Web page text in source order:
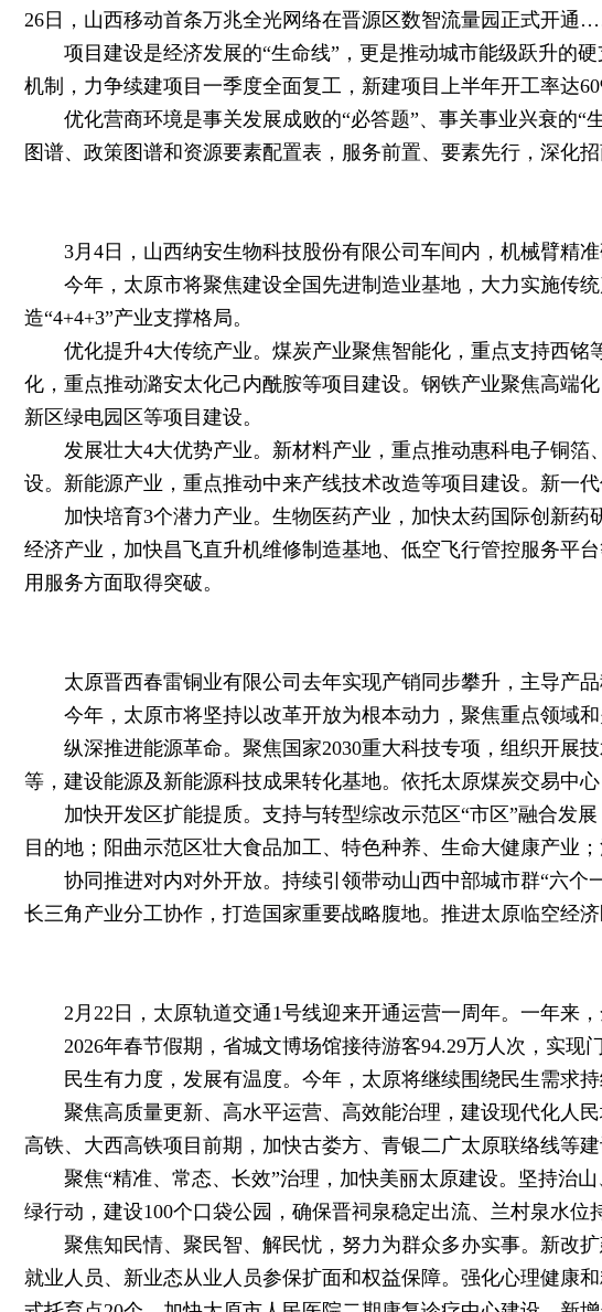
26日，山西移动首条万兆全光网络在晋源区数智流量园正式开通
项目建设是经济发展的“生命线”，更是推动城市能级跃升的硬
机制，力争续建项目一季度全面复工，新建项目上半年开工率达
优化营商环境是事关发展成败的“必答题”、事关事业兴衰的“
图谱、政策图谱和资源要素配置表，服务前置、要素先行，深化
3月4日，山西纳安生物科技股份有限公司车间内，机械臂精准
今年，太原市将聚焦建设全国先进制造业基地，大力实施传统
造“4+4+3”产业支撑格局。
优化提升4大传统产业。煤炭产业聚焦智能化，重点支持西铭
化，重点推动潞安太化己内酰胺等项目建设。钢铁产业聚焦高端
新区绿电园区等项目建设。
发展壮大4大优势产业。新材料产业，重点推动惠科电子铜箔
设。新能源产业，重点推动中来产线技术改造等项目建设。新一
加快培育3个潜力产业。生物医药产业，加快太药国际创新药
经济产业，加快昌飞直升机维修制造基地、低空飞行管控服务平
用服务方面取得突破。
太原晋西春雷铜业有限公司去年实现产销同步攀升，主导产品
今年，太原市将坚持以改革开放为根本动力，聚焦重点领域和
纵深推进能源革命。聚焦国家2030重大科技专项，组织开展技
等，建设能源及新能源科技成果转化基地。依托太原煤炭交易中
加快开发区扩能提质。支持与转型综改示范区“市区”融合发展
目的地；阳曲示范区壮大食品加工、特色种养、生命大健康产业
协同推进对内对外开放。持续引领带动山西中部城市群“六个
长三角产业分工协作，打造国家重要战略腹地。推进太原临空经
2月22日，太原轨道交通1号线迎来开通运营一周年。一年来，
2026年春节假期，省城文博场馆接待游客94.29万人次，实现门
民生有力度，发展有温度。今年，太原将继续围绕民生需求持
聚焦高质量更新、高水平运营、高效能治理，建设现代化人民
高铁、大西高铁项目前期，加快古娄方、青银二广太原联络线等
聚焦“精准、常态、长效”治理，加快美丽太原建设。坚持治山
绿行动，建设100个口袋公园，确保晋祠泉稳定出流、兰村泉水位
聚焦知民情、聚民智、解民忧，努力为群众多办实事。新改扩
就业人员、新业态从业人员参保扩面和权益保障。强化心理健康